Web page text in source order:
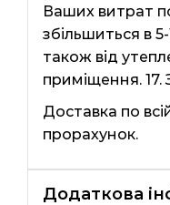
Ваших витрат
збільшиться в
також від
приміщення. 17.
Доставка по
прорахунок.
Додаткова